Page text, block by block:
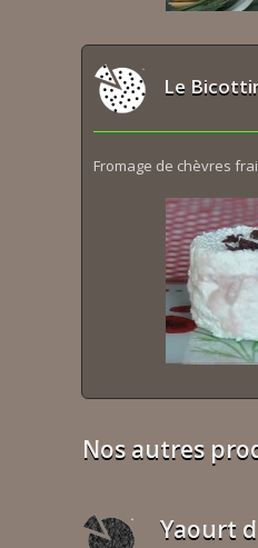
Le
Fromage de chèvres
Nos autres
Yaourt